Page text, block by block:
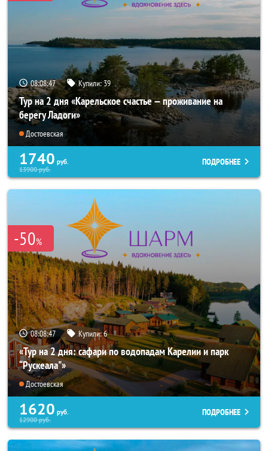
08:08:46 Купили:39
Тур на 2 дня «Карельское счастье — проживание на
берегу Ладоги»
Достоевская
1740 руб.
13900руб.
ПОДРОБНЕЕ
-50%
08:08:46 Купили:6
«Тур на 2 дня: сафари по водопадам Карелии и парк
“Рускеала"»
Достоевская
1620 руб.
12900руб.
ПОДРОБНЕЕ